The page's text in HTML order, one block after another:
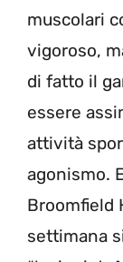
muscolari
vigoroso,
di fatto il
essere
attività
agonismo.
Broomfield
settimana